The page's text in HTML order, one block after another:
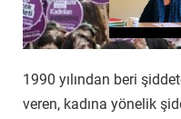
1990 yılından beri
veren, kadına yönelik